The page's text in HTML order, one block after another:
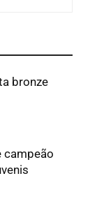
bronze
campeão